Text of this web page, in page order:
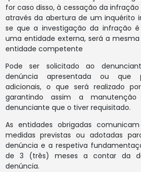
for caso disso, à cessação da
através da abertura de um inquérito
se que a investigação da infração
uma entidade externa, será a
entidade competente
Pode ser solicitado ao
denúncia apresentada ou que
adicionais, o que será realizado
garantindo assim a
denunciante que o tiver requisitado.
As entidades obrigadas
medidas previstas ou adotadas
denúncia e a respetiva
de 3 (três) meses a contar da
denúncia.